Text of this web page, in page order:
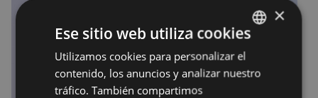
BASQUE
SPANISH
×
Ese sitio web utiliza cookies
Utilizamos cookies para personalizar el
contenido, los anuncios y analizar nuestro
tráfico. También compartimos